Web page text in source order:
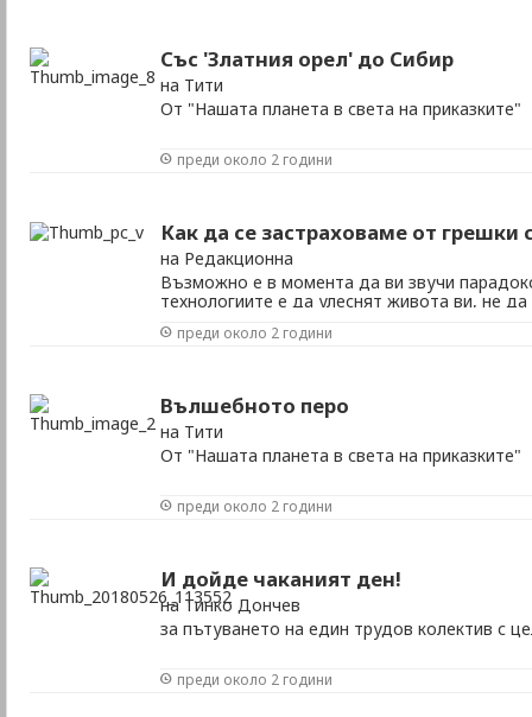
Със 'Златния орел' до Сибир
на Тити
От "Нашата планета в света на приказките"
преди около 2 години
Как да се застраховаме от грешки
на Редакционна
Възможно е в момента да ви звучи
технологиите е да улеснят живота ви, не
ситуации, в които целият екран е изпълнен
преди около 2 години
Вълшебното перо
на Тити
От "Нашата планета в света на приказките"
преди около 2 години
И дойде чаканият ден!
на Тинко Дончев
за пътуването на един трудов колектив с
преди около 2 години